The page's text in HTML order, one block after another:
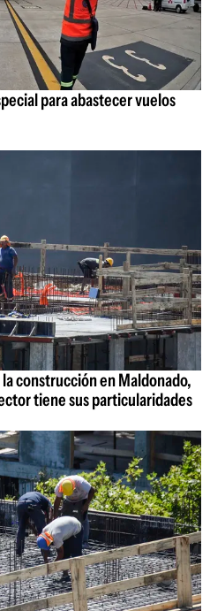
para abastecer vuelos
construcción en Maldonado,
tiene sus particularidades